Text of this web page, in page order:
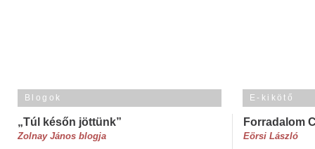
Blogok
„Túl későn jöttünk”
Zolnay János blogja
E-kikötő
Forradalom
Eörsi László